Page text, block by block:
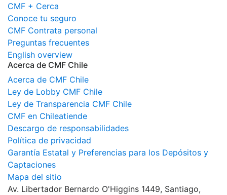
CMF + Cerca
Conoce tu seguro
CMF Contrata personal
Preguntas frecuentes
English overview
Acerca de CMF Chile
Acerca de CMF Chile
Ley de Lobby CMF Chile
Ley de Transparencia CMF Chile
CMF en Chileatiende
Descargo de responsabilidades
Política de privacidad
Garantía Estatal y Preferencias para los Depósitos y
Captaciones
Mapa del sitio
Av. Libertador Bernardo O'Higgins 1449, Santiago,